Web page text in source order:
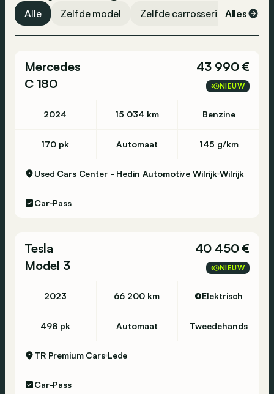
Stembediening
Radio
ESP
Airbag achteraan
Alle Zelfde model Zelfde carrosserievorm
Alles
Mercedes
C 180
43 990 €
NIEUW
2024 15 034 km Benzine
170 pk Automaat 145 g/km
Used Cars Center - Hedin Automotive Wilrijk Wilrijk
Car-Pass
Tesla
Model 3
40 450 €
NIEUW
2023 66 200 km Elektrisch
498 pk Automaat Tweedehands
TR Premium Cars Lede
Car-Pass